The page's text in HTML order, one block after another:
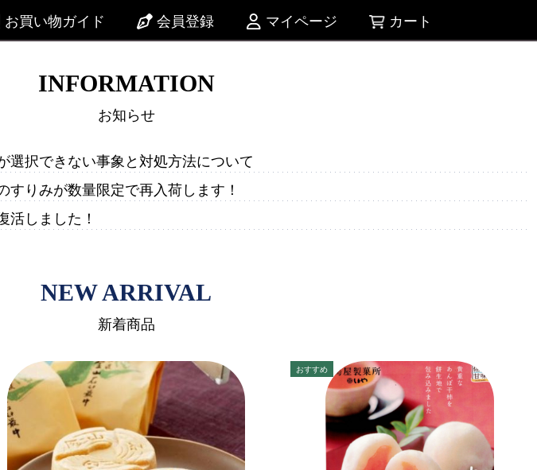
お買い物ガイド 会員登録 マイページ カート
INFORMATION
お知らせ
選択できない事象と対処方法について
すりみが数量限定で再入荷します！
活しました！
NEW ARRIVAL
新着商品